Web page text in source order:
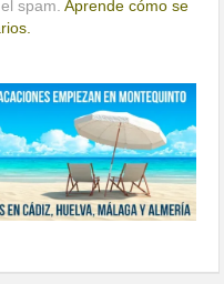
el spam.Aprende cómo se